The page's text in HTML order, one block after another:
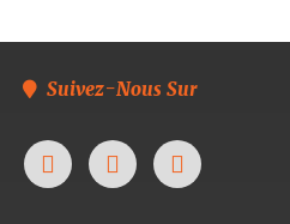
Suivez-Nous Sur